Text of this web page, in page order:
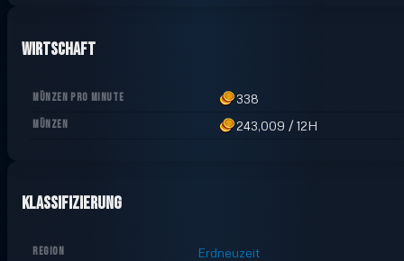
Wirtschaft
MÜNZEN PRO MINUTE 338
MÜNZEN 243,009 /12H
Klassifizierung
REGION Erdneuzeit